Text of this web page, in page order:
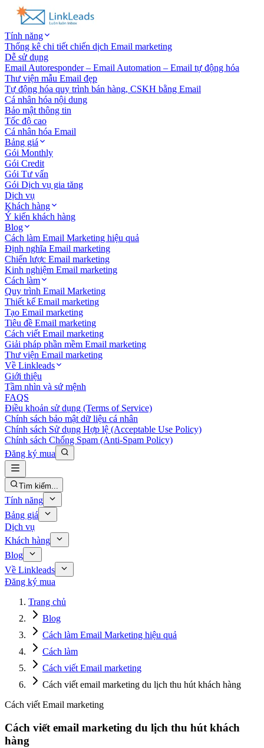
Tính năng
Thống kê chi tiết chiến dịch Email marketing
Dễ sử dụng
Email Autoresponder – Email Automation – Email tự động hóa
Thư viện mẫu Email đẹp
Tự động hóa quy trình bán hàng, CSKH bằng Email
Cá nhân hóa nội dung
Bảo mật thông tin
Tốc độ cao
Cá nhân hóa Email
Bảng giá
Gói Monthly
Gói Credit
Gói Tư vấn
Gói Dịch vụ gia tăng
Dịch vụ
Khách hàng
Ý kiến khách hàng
Blog
Cách làm Email Marketing hiệu quả
Định nghĩa Email marketing
Chiến lược Email marketing
Kinh nghiệm Email marketing
Cách làm
Quy trình Email Marketing
Thiết kế Email marketing
Tạo Email marketing
Tiêu đề Email marketing
Cách viết Email marketing
Giải pháp phần mềm Email marketing
Thư viện Email marketing
Về Linkleads
Giới thiệu
Tầm nhìn và sứ mệnh
FAQS
Điều khoản sử dụng (Terms of Service)
Chính sách bảo mật dữ liệu cá nhân
Chính sách Sử dụng Hợp lệ (Acceptable Use Policy)
Chính sách Chống Spam (Anti-Spam Policy)
Đăng ký mua
Tìm kiếm...
Tính năng
Bảng giá
Dịch vụ
Khách hàng
Blog
Về Linkleads
Đăng ký mua
Trang chủ
Blog
Cách làm Email Marketing hiệu quả
Cách làm
Cách viết Email marketing
Cách viết email marketing du lịch thu hút khách hàng
Cách viết Email marketing
Cách viết email marketing du lịch thu hút khách
hàng